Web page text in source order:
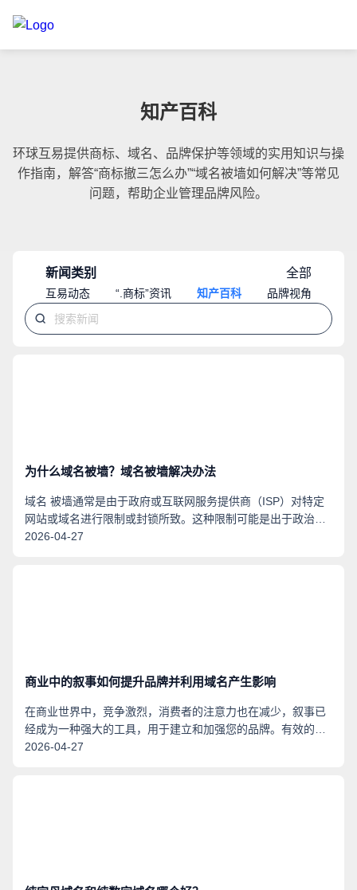
知产百科
环球互易提供商标、域名、品牌保护等领域的实用知识与操
作指南，解答“商标撤三怎么办”“域名被墙如何解决”等常见
问题，帮助企业管理品牌风险。
新闻类别 全部
互易动态 “.商标”资讯 知产百科 品牌视角
为什么域名被墙？域名被墙解决办法
域名 被墙通常是由于政府或互联网服务提供商（ISP）对特定
网站或域名进行限制或封锁所致。这种限制可能是出于政治、
法律、道德、安全等原因。 以下是一些可能导致域名被墙的原
2026-04-27
商业中的叙事如何提升品牌并利用域名产生影响
在商业世界中，竞争激烈，消费者的注意力也在减少，叙事已
经成为一种强大的工具，用于建立和加强您的品牌。有效的叙
事不仅能够激发观众的想象力，还能够与您的客户建立深刻而
2026-04-27